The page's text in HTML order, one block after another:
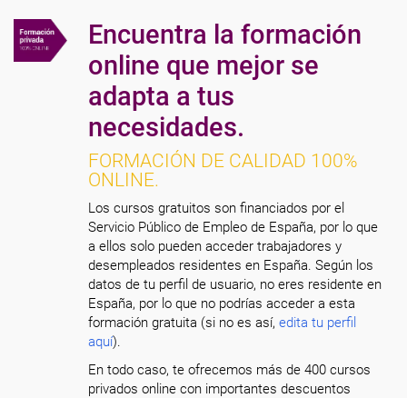
Encuentra la formación
online que mejor se
adapta a tus
necesidades.
FORMACIÓN DE CALIDAD 100%
ONLINE.
Los cursos gratuitos son financiados por el
Servicio Público de Empleo de España, por lo que
a ellos solo pueden acceder trabajadores y
desempleados residentes en España. Según los
datos de tu perfil de usuario, no eres residente en
España, por lo que no podrías acceder a esta
formación gratuita (si no es así,edita tu perfil
aquí).
En todo caso, te ofrecemos más de 400 cursos
privados online con importantes descuentos